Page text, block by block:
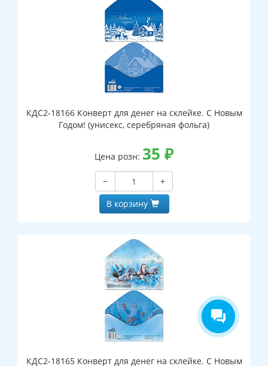
КДС2-18166 Конверт для денег на склейке. С Новым
Годом! (унисекс, серебряная фольга)
Цена розн: 35 ₽
−
+
В корзину
КДС2-18165 Конверт для денег на склейке. С Новым